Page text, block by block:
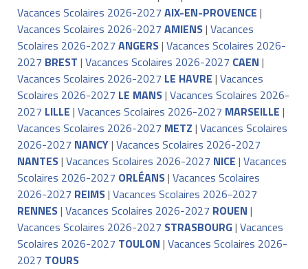
Vacances Scolaires 2026-2027 AIX-EN-PROVENCE |
Vacances Scolaires 2026-2027 AMIENS| Vacances
Scolaires 2026-2027 ANGERS| Vacances Scolaires 2026-
2027 BREST | Vacances Scolaires 2026-2027 CAEN |
Vacances Scolaires 2026-2027 LE HAVRE | Vacances
Scolaires 2026-2027 LE MANS| Vacances Scolaires 2026-
2027 LILLE | Vacances Scolaires 2026-2027 MARSEILLE |
Vacances Scolaires 2026-2027 METZ | Vacances Scolaires
2026-2027 NANCY| Vacances Scolaires 2026-2027
NANTES| Vacances Scolaires 2026-2027 NICE | Vacances
Scolaires 2026-2027 ORLÉANS| Vacances Scolaires
2026-2027 REIMS| Vacances Scolaires 2026-2027
RENNES| Vacances Scolaires 2026-2027 ROUEN |
Vacances Scolaires 2026-2027 STRASBOURG| Vacances
Scolaires 2026-2027 TOULON | Vacances Scolaires 2026-
2027 TOURS